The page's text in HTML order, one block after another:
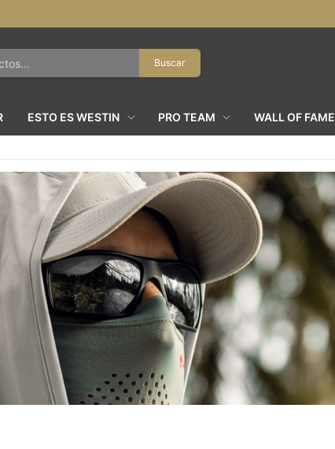
Buscar
ESTO ES WESTIN PRO TEAM WALL OF FAME